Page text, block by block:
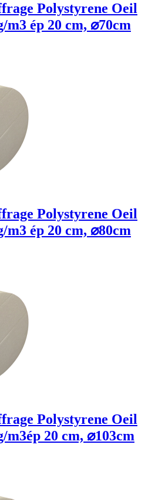
Polystyrene Oeil
m3 ép 20 cm, ⌀70cm
Polystyrene Oeil
m3 ép 20 cm, ⌀80cm
Polystyrene Oeil
m3ép 20 cm, ⌀103cm